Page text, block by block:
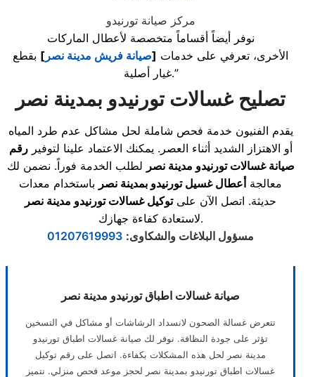
مركز صيانة تورنيدو
نوفر أيضاً أقساماً متخصصة لأعطال الماركات
الأخرى، تعرفي على خدمات [صيانة فريش مدينة نصر ] بقطع
غيار أصلية.”
تصليح غسالات تورنيدو بمدينة نصر
يقدم الفنيون خدمة فحص شاملة لحل مشاكل عدم طرد المياه
أو الاهتزاز الشديد أثناء العصر. يمكنك الاعتماد علينا لتوفيررقم
صيانة غسالات تورنيدو مدينة نصر لطلب الخدمة فوراً. نضمن لك
معالجة أعطال غسيل تورنيدو بمدينة نصر باستخدام معدات
حديثة. اتصل الآن علىتوكيل غسالات تورنيدو مدينة نصر
لاستعادة كفاءة جهازك.
مسؤول البلاغات والشكاوى:
01207619993
صيانة غسالات اطباق تورنيدو مدينة نصر
تتعرض غسالة الصحون لانسداد الرشاشات أو مشاكل في التسخين
تؤثر على جودة النظافة. نوفر لك صيانة غسالات اطباق تورنيدو
مدينة نصر لحل هذه المشكلات بكفاءة. اتصل على رقم توكيل
غسالات اطباق تورنيدو بمدينة نصر لحجز موعد فحص منزلي. نتميز